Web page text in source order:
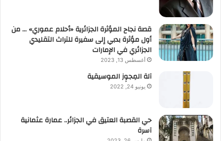
قصة نجاح المؤثرة الجزائرية «أحلام عموري» … من
أول مؤثرة بدبي إلى سفيرة للتراث التقليدي
الجزائري في الإمارات
أغسطس 13, 2023
آلة المِجوِز الموسيقية‎‎
يونيو 24, 2022
حي القصبة العتيق في الجزائر.. عمارة عثمانية
آسرة